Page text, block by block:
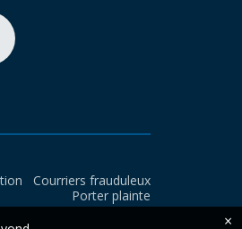
Courriers frauduleux
Porter plainte
×